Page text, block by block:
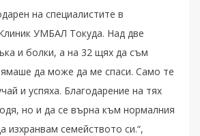
на специалистите в
УМБАЛ Токуда. Над две
и болки, а на 32 щях да съм
да може да ме спаси. Само те
и успяха. Благодарение на тях
но и да се върна към нормалния
изхранвам семейството си.“,